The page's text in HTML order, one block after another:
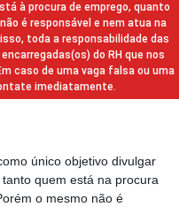
à procura de emprego, quanto
é responsável e nem atua na
toda a responsabilidade das
do RH que nos
caso de uma vaga falsa ou uma
imediatamente.
único objetivo divulgar
quem está na procura
o mesmo não é